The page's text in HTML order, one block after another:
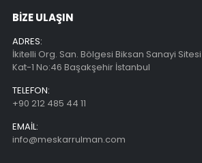
BİZE ULAŞIN
ADRES:
İkitelli Org. San. Bölgesi Biksan Sanayi Sitesi
Kat-1 No:46 Başakşehir İstanbul
TELEFON:
+90 212 485 44 11
EMAIL:
info@meskarrulman.com